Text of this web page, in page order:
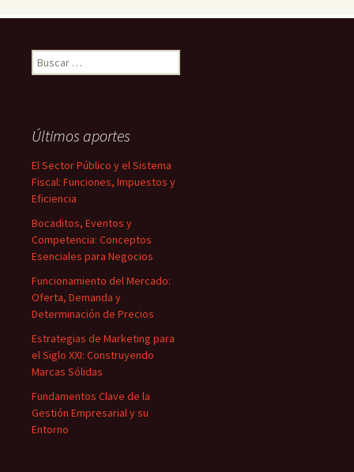
Buscar:
Últimos aportes
El Sector Público y el Sistema
Fiscal: Funciones, Impuestos y
Eficiencia
Bocaditos, Eventos y
Competencia: Conceptos
Esenciales para Negocios
Funcionamiento del Mercado:
Oferta, Demanda y
Determinación de Precios
Estrategias de Marketing para
el Siglo XXI: Construyendo
Marcas Sólidas
Fundamentos Clave de la
Gestión Empresarial y su
Entorno